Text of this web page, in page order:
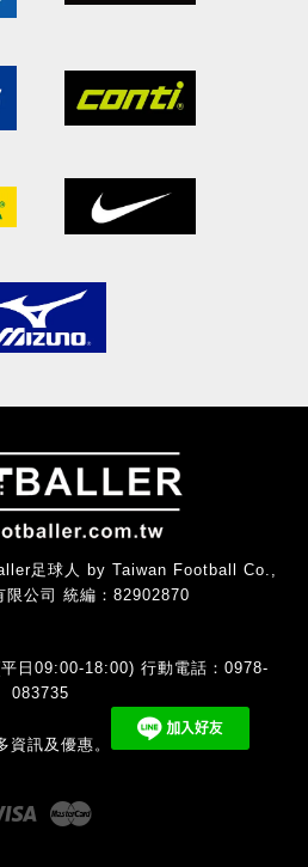
足球人 by Taiwan Football Co.,
限公司 統編：82902870
日09:00-18:00) 行動電話：0978-
083735
訊及優惠。
Visa